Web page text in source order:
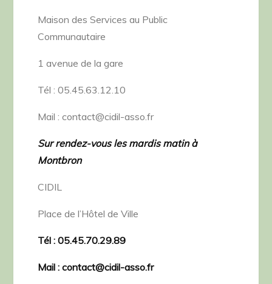
Maison des Services au Public
Communautaire
1 avenue de la gare
Tél : 05.45.63.12.10
Mail : contact@cidil-asso.fr
Sur rendez-vous les mardis matin à
Montbron
CIDIL
Place de l’Hôtel de Ville
Tél : 05.45.70.29.89
Mail : contact@cidil-asso.fr